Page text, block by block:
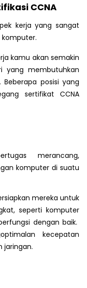
CCNA
kerja yang sangat
komputer.
kamu akan semakin
yang membutuhkan
posisi yang
sertifikat CCNA
merancang,
komputer di suatu
mereka untuk
seperti komputer
dengan baik.
kecepatan
jaringan.